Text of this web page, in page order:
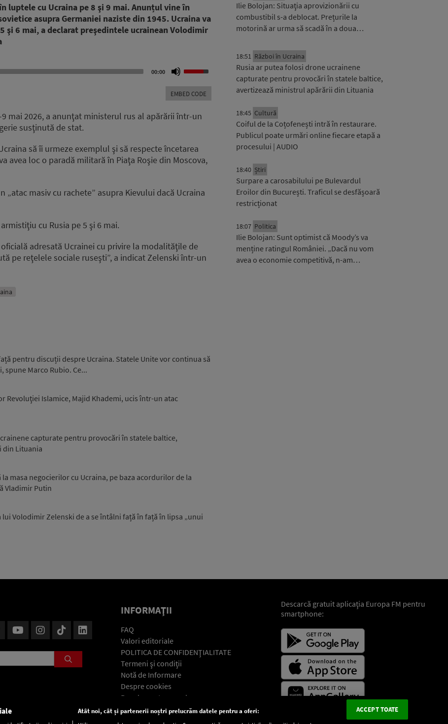
luptele cu Ucraina pe 8 şi 9 mai. Anunțul vine în
asupra Germaniei naziste din 1945. Ucraina va
şi 6 mai, a declarat preşedintele ucrainean Volodimir
00:00
Up/Down
keys
increase
volume.
EMBED CODE
mai 2026, a anunţat ministerul rus al apărării într-un
susţinută de stat.
să îi urmeze exemplul şi să respecte încetarea
avea loc o paradă militară în Piaţa Roşie din Moscova,
„atac masiv cu rachete” asupra Kievului dacă Ucraina
cu Rusia pe 5 şi 6 mai.
adresată Ucrainei cu privire la modalităţile de
pe reţelele sociale ruseşti”, a indicat Zelenski într-un
pentru discuții despre Ucraina. Statele Unite vor continua să
Marco Rubio. Ce...
Revoluţiei Islamice, Majid Khademi, ucis într-un atac
capturate pentru provocări în statele baltice,
din Lituania
la masa negocierilor cu Ucraina, pe baza acordurilor de la
Vladimir Putin
Volodimir Zelenski de a se întâlni față în față în lipsa „unui
Ilie Bolojan: Situaţia aprovizionării cu
combustibil s-a deblocat. Prețurile la
motorină ar urma să scadă în a doua…
18:51 Război în Ucraina
Rusia ar putea folosi drone ucrainene
capturate pentru provocări în statele baltice,
avertizează ministrul apărării din Lituania
18:45 Cultură
Coiful de la Coțofenești intră în restaurare.
Publicul poate urmări online fiecare etapă a
procesului | AUDIO
18:40 Știri
Surpare a carosabilului pe Bulevardul
Eroilor din București. Traficul se desfășoară
restricționat
18:07 Politica
Ilie Bolojan: Sunt optimist că Moody’s va
menține ratingul României. „Dacă nu vom
avea o economie competitivă, n-am…
INFORMAŢII
FAQ
Valori editoriale
POLITICA DE CONFIDENŢIALITATE
Termeni şi condiţii
Notă de Informare
Despre cookies
Regulament general
GDPR
Descarcă gratuit aplicaţia Europa FM pentru
smartphone:
Atât noi, cât și partenerii noștri prelucrăm datele pentru a oferi: ACCEPT TOATE